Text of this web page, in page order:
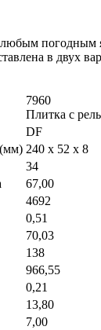
погодным
в двух
7960
Плитка c
DF
(мм) 240 x 52 x 8
34
67,00
4692
0,51
70,03
138
966,55
0,21
13,80
7,00